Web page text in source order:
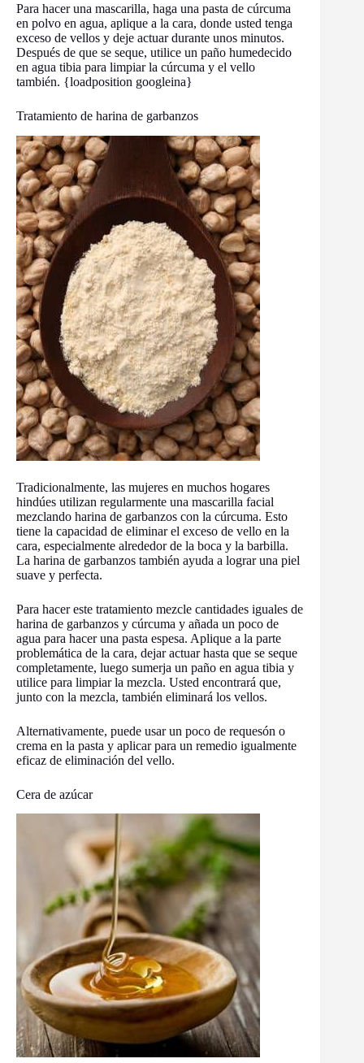
Para hacer una mascarilla, haga una pasta de cúrcuma
en polvo en agua, aplique a la cara, donde usted tenga
exceso de vellos y deje actuar durante unos minutos.
Después de que se seque, utilice un paño humedecido
en agua tibia para limpiar la cúrcuma y el vello
también. {loadposition googleina}
Tratamiento de harina de garbanzos
Tradicionalmente, las mujeres en muchos hogares
hindúes utilizan regularmente una mascarilla facial
mezclando harina de garbanzos con la cúrcuma. Esto
tiene la capacidad de eliminar el exceso de vello en la
cara, especialmente alrededor de la boca y la barbilla.
La harina de garbanzos también ayuda a lograr una piel
suave y perfecta.
Para hacer este tratamiento mezcle cantidades iguales de
harina de garbanzos y cúrcuma y añada un poco de
agua para hacer una pasta espesa. Aplique a la parte
problemática de la cara, dejar actuar hasta que se seque
completamente, luego sumerja un paño en agua tibia y
utilice para limpiar la mezcla. Usted encontrará que,
junto con la mezcla, también eliminará los vellos.
Alternativamente, puede usar un poco de requesón o
crema en la pasta y aplicar para un remedio igualmente
eficaz de eliminación del vello.
Cera de azúcar